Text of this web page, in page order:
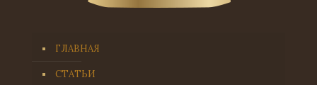
ГЛАВНАЯ
СТАТЬИ